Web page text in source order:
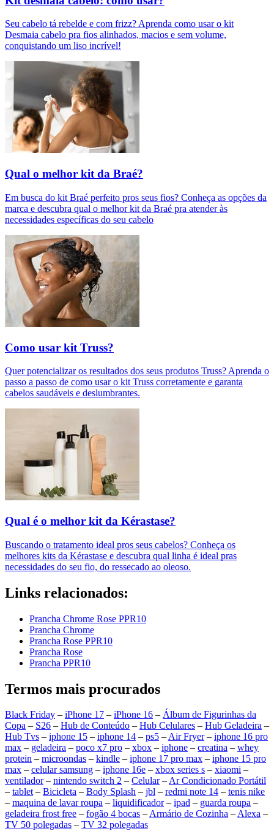
Seu cabelo tá rebelde e com frizz? Aprenda como usar o kit
Desmaia cabelo pra fios alinhados, macios e sem volume,
conquistando um liso incrível!
Qual o melhor kit da Braé?
Em busca do kit Braé perfeito pros seus fios? Conheça as opções da
marca e descubra qual o melhor kit da Braé pra atender às
necessidades específicas do seu cabelo
Como usar kit Truss?
Quer potencializar os resultados dos seus produtos Truss? Aprenda o
passo a passo de como usar o kit Truss corretamente e garanta
cabelos saudáveis e deslumbrantes.
Qual é o melhor kit da Kérastase?
Buscando o tratamento ideal pros seus cabelos? Conheça os
melhores kits da Kérastase e descubra qual linha é ideal pras
necessidades do seu fio, do ressecado ao oleoso.
Links relacionados:
Prancha Chrome Rose PPR10
Prancha Chrome
Prancha Rose PPR10
Prancha Rose
Prancha PPR10
Termos mais procurados
Black Friday – iPhone 17 – iPhone 16 – Álbum de Figurinhas da
Copa – S26 – Hub de Conteúdo – Hub Celulares – Hub Geladeira –
Hub Tvs – iphone 15 – iphone 14 – ps5 –Air Fryer– iphone 16 pro
max – geladeira – poco x7 pro – xbox – iphone – creatina – whey
protein – microondas – kindle – iphone 17 pro max – iphone 15 pro
max – celular samsung – iphone 16e – xbox series s – xiaomi –
ventilador– nintendo switch 2 – Celular–Ar Condicionado Portátil
– tablet– Bicicleta – Body Splash – jbl – redmi note 14 – tenis nike
– maquina de lavar roupa – liquidificador– ipad – guarda roupa –
geladeira frost free – fogão 4 bocas –Armário de Cozinha –Alexa –
TV 50 polegadas – TV 32 polegadas